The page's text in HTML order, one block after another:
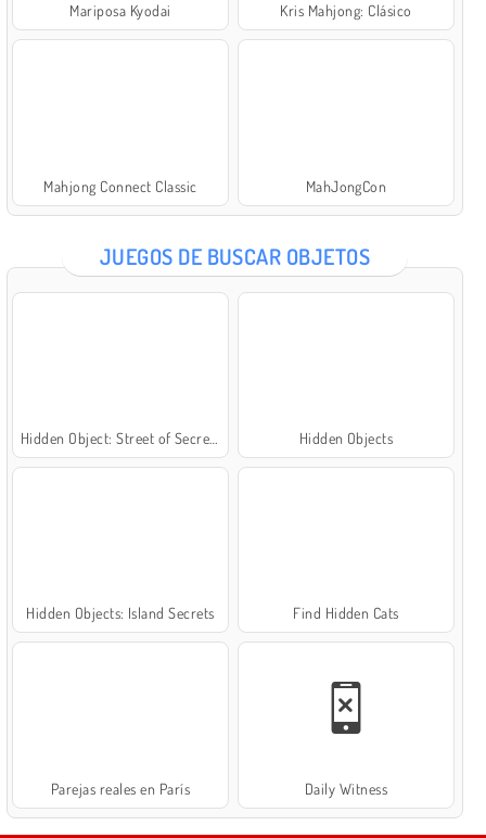
Mariposa Kyodai Kris Mahjong: Clásico
Mahjong Connect Classic MahJongCon
JUEGOS DE BUSCAR OBJETOS
Hidden Objects
Hidden Objects: Island Secrets Find Hidden Cats
Parejas reales en París Daily Witness